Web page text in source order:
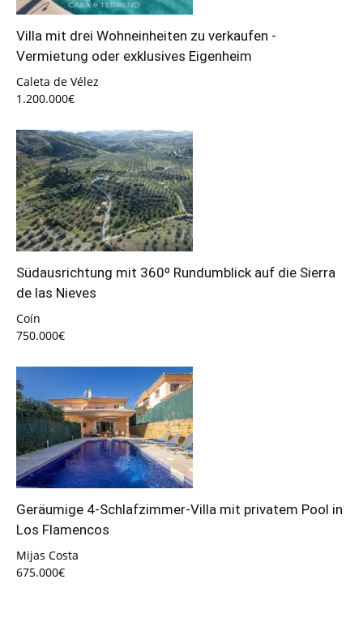
Villa mit drei Wohneinheiten zu verkaufen -
Vermietung oder exklusives Eigenheim
Caleta de Vélez
1.200.000€
Südausrichtung mit 360º Rundumblick auf die Sierra
de las Nieves
Coín
750.000€
Geräumige 4-Schlafzimmer-Villa mit privatem Pool in
Los Flamencos
Mijas Costa
675.000€